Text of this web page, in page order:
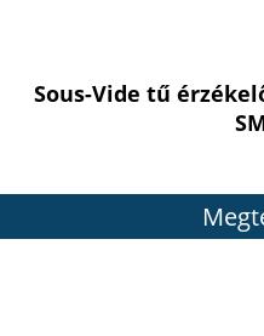
Sous-Vide tű